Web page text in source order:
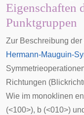
Eigenschaften
Punktgruppen
Zur Beschreibung
Hermann-Mauguin-
Richtungen
Wie im monoklinen
(<100>), b (<010>)